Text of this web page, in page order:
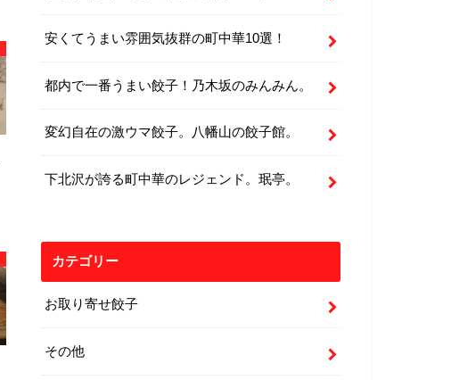
安くてうまい雰囲気抜群の町中華10選！
都内で一番うまい餃子！乃木坂のみんみん。
変幻自在の激ウマ餃子。八幡山の餃子館。
下北沢が誇る町中華のレジェンド。珉亭。
カテゴリー
お取り寄せ餃子
その他